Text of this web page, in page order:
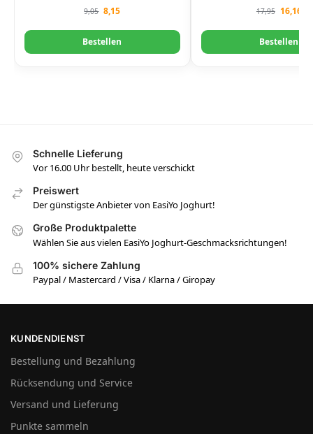
9,05 8,15
Bestellen
17,95 16,16
Bestellen
Schnelle Lieferung
Vor 16.00 Uhr bestellt, heute verschickt
Preiswert
Der günstigste Anbieter von EasiYo Joghurt!
Große Produktpalette
Wählen Sie aus vielen EasiYo Joghurt-Geschmacksrichtungen!
100% sichere Zahlung
Paypal / Mastercard / Visa / Klarna / Giropay
KUNDENDIENST
Bestellung und Bezahlung
Rücksendung und Service
Versand und Lieferung
Punkte sammeln